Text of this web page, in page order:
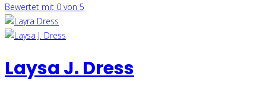
Bewertet mit 0 von 5
Laysa J. Dress